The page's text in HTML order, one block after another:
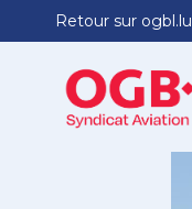
Retour sur ogbl.lu